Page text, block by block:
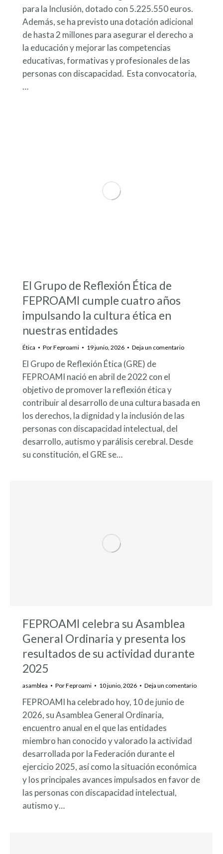
para la Inclusión, dotado con 5.225.550 euros.
Además, se ha previsto una dotación adicional
de hasta 2 millones para asegurar el derecho a
la educación y mejorar las competencias
educativas, formativas y profesionales de las
personas con discapacidad. Esta convocatoria,
…
El Grupo de Reflexión Ética de
FEPROAMI cumple cuatro años
impulsando la cultura ética en
nuestras entidades
Ética PorFeproami 19 junio, 2026 Deja un comentario
El Grupo de Reflexión Ética (GRE) de
FEPROAMI nació en abril de 2022 con el
objetivo de promover la reflexión ética y
contribuir al desarrollo de una cultura basada en
los derechos, la dignidad y la inclusión de las
personas con discapacidad intelectual, del
desarrollo, autismo y parálisis cerebral. Desde
su constitución, el GRE se…
FEPROAMI celebra su Asamblea
General Ordinaria y presenta los
resultados de su actividad durante
2025
asamblea PorFeproami 10 junio, 2026 Deja un comentario
FEPROAMI ha celebrado hoy, 10 de junio de
2026, su Asamblea General Ordinaria,
encuentro anual en el que las entidades
miembro han conocido y valorado la actividad
desarrollada por la Federación durante el
ejercicio 2025, así como la situación económica
y los principales avances impulsados en favor de
las personas con discapacidad intelectual,
autismo y…